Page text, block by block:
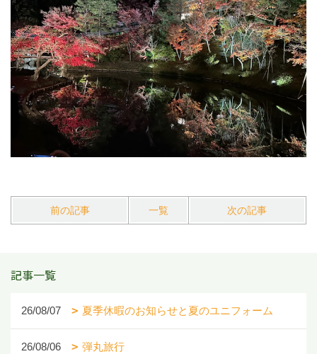
前の記事 一覧 次の記事
記事一覧
26/08/07 夏季休暇のお知らせと夏のユニフォーム
26/08/06 弾丸旅行